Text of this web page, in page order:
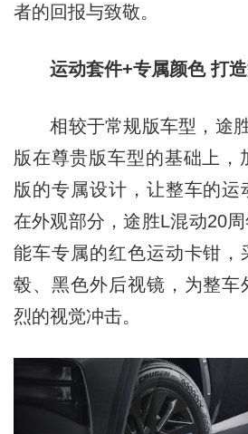
者的回报与致敬。
运动套件+专属颜色 打造
相较于常规版车型，途胜
版在尊贵版车型的基础上，
版的专属设计，让整车的运
在外观部分，途胜L混动20
能车专属的红色运动卡钳，
毂、黑色外后视镜，为整车
烈的视觉冲击。